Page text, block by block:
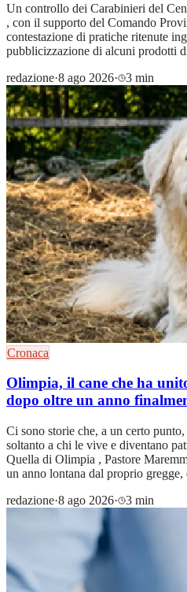
Un controllo dei Carabinieri del
, con il supporto del Comando
contestazione di pratiche ritenute
pubblicizzazione di alcuni prodotti
redazione·8 ago 2026· 3 min
Cronaca
Olimpia, il cane che ha
dopo oltre un anno
Ci sono storie che, a un certo
soltanto a chi le vive e diventano
Quella di Olimpia , Pastore
un anno lontana dal proprio gregge,
redazione·8 ago 2026· 3 min